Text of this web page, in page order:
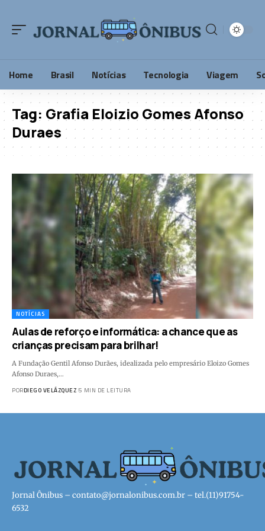
Home Brasil Notícias Tecnologia Viagem
Tag: Grafia Eloizio Gomes Afonso
Duraes
NOTÍCIAS
Aulas de reforço e informática: a chance que as
crianças precisam para brilhar!
A Fundação Gentil Afonso Durães, idealizada pelo empresário Eloizo Gomes
Afonso Duraes,…
PORDIEGO VELÁZQUEZ 5 MIN DE LEITURA
Jornal Ônibus – contato@jornalonibus.com.br – tel.(11)91754-
6532